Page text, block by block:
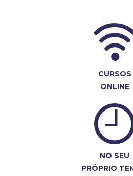
CURSOS
ONLINE
NO SEU
PRÓPRIO